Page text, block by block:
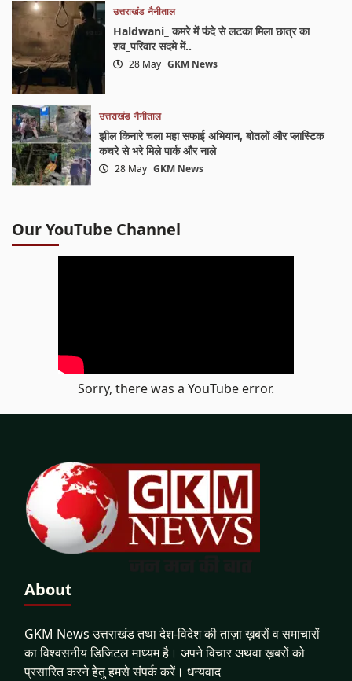
उत्तराखंड नैनीताल
Haldwani_ कमरे में फंदे से लटका मिला छात्र का
शव_परिवार सदमे में..
28 May GKM News
उत्तराखंड नैनीताल
झील किनारे चला महा सफाई अभियान, बोतलों और प्लास्टिक
कचरे से भरे मिले पार्क और नाले
28 May GKM News
Our YouTube Channel
Sorry, there was a YouTube error.
About
GKM News उत्तराखंड तथा देश-विदेश की ताज़ा ख़बरों व समाचारों
का विश्वसनीय डिजिटल माध्यम है। अपने विचार अथवा ख़बरों को
प्रसारित करने हेतु हमसे संपर्क करें। धन्यवाद